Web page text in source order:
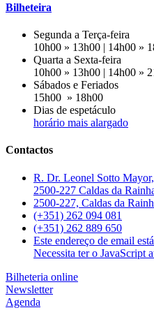
Bilheteira
Segunda a Terça-feira
10h00 » 13h00 | 14h00 »
Quarta a Sexta-feira
10h00 » 13h00 | 14h00 »
Sábados e Feriados
15h00 » 18h00
Dias de espetáculo
horário mais alargado
Contactos
R. Dr. Leonel Sotto Mayor,
2500-227 Caldas da
2500-227, Caldas da
(+351) 262 094 081
(+351) 262 889 650
Este endereço de email
Necessita ter o JavaScript
Bilheteria online
Newsletter
Agenda